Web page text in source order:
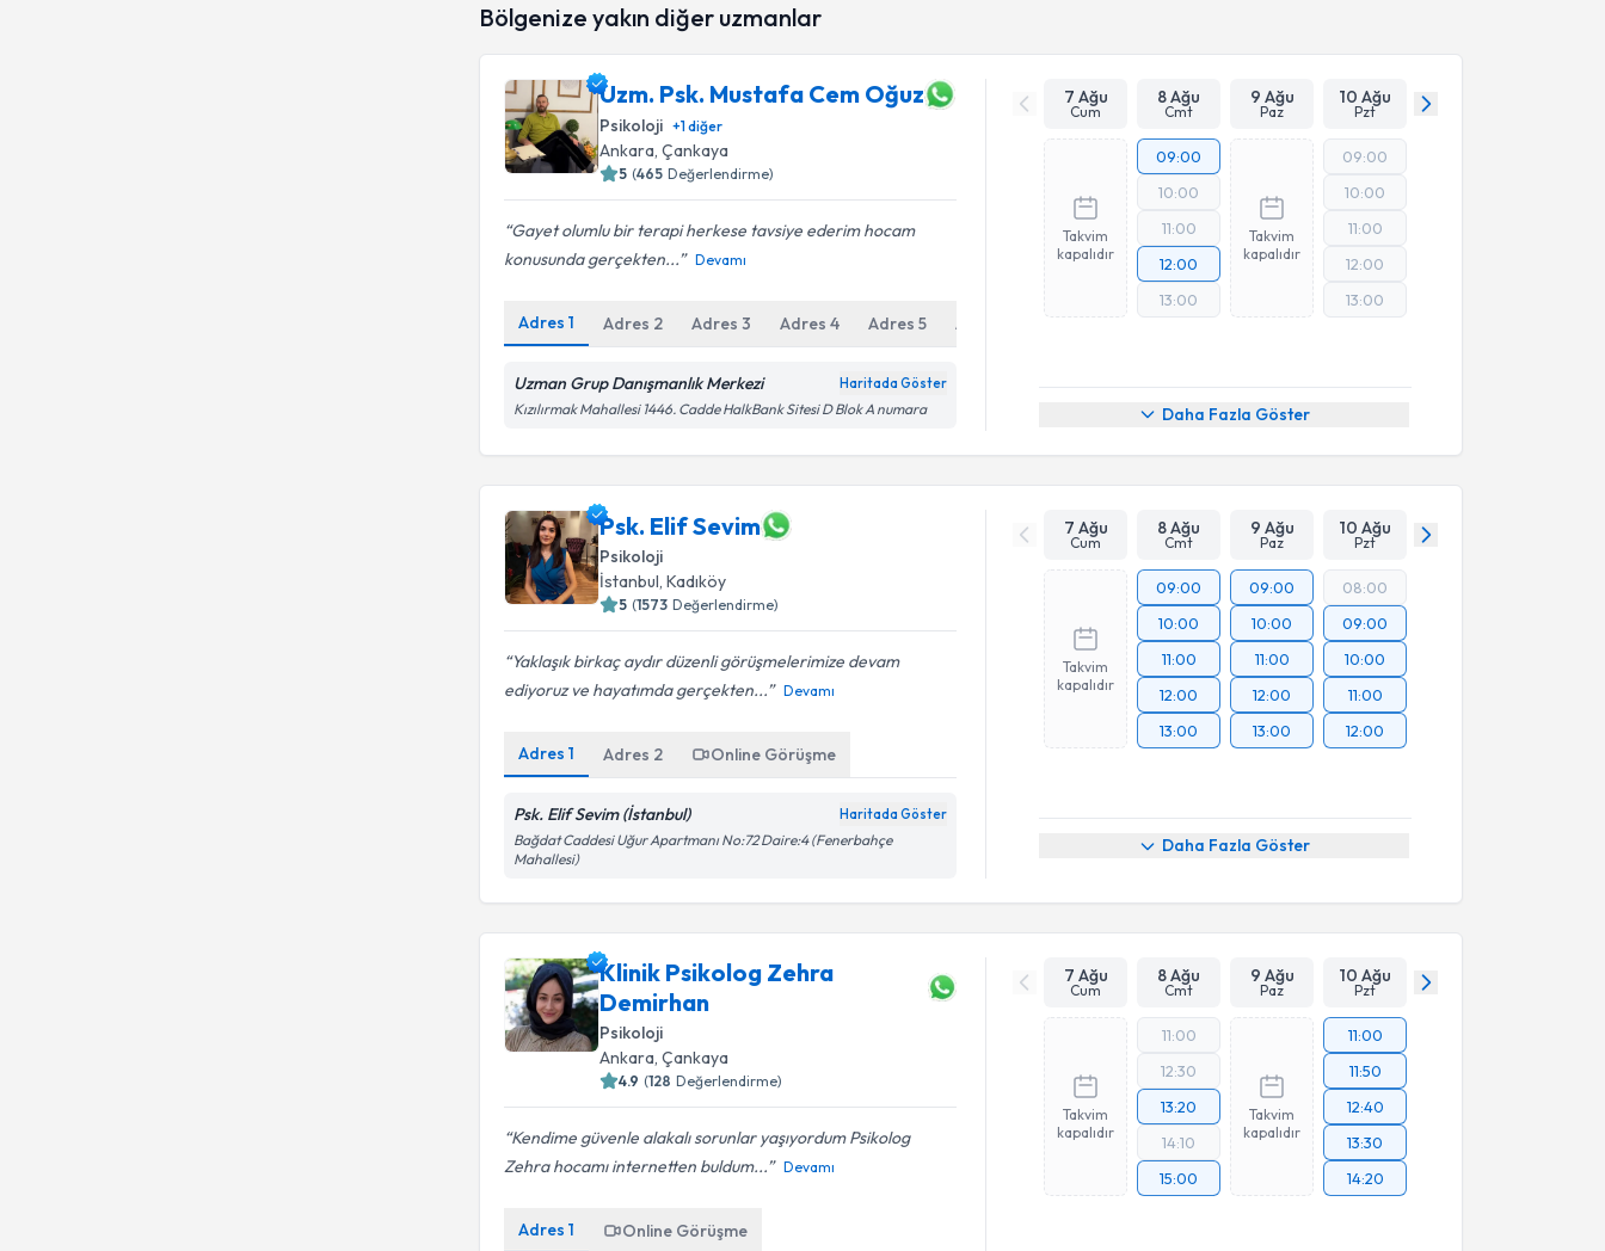
Bölgenize yakın diğer uzmanlar
Uzm. Psk. Mustafa Cem Oğuz
Psikoloji +1diğer
Ankara , Çankaya
5 (465 Değerlendirme)
Gayet olumlu bir terapi herkese tavsiye ederim hocam
konusunda gerçekten...
Devamı
Adres1 Adres 2 Adres3 Adres4 Adres5 Adres Online Görüşme
Uzman Grup Danışmanlık Merkezi Haritada Göster
Kızılırmak Mahallesi 1446. Cadde HalkBank Sitesi D Blok A numara
7 Ağu
Cum
8 Ağu
Cmt
9 Ağu
Paz
10 Ağu
Pzt
Takvim
kapalıdır
09:00
10:00
11:00
12:00
13:00
Takvim
kapalıdır
09:00
10:00
11:00
12:00
13:00
Daha Fazla Göster
Psk. Elif Sevim
Psikoloji
İstanbul, Kadıköy
5 (1573 Değerlendirme)
Yaklaşık birkaç aydır düzenli görüşmelerimize devam
ediyoruz ve hayatımda gerçekten...
Devamı
Adres1 Adres 2 Online Görüşme
Psk. Elif Sevim (İstanbul) Haritada Göster
Bağdat Caddesi Uğur Apartmanı No:72 Daire:4 (Fenerbahçe
Mahallesi)
7 Ağu
Cum
8 Ağu
Cmt
9 Ağu
Paz
10 Ağu
Pzt
Takvim
kapalıdır
09:00
10:00
11:00
12:00
13:00
09:00
10:00
11:00
12:00
13:00
08:00
09:00
10:00
11:00
12:00
Daha Fazla Göster
Klinik Psikolog Zehra
Demirhan
Psikoloji
Ankara, Çankaya
4.9 (128 Değerlendirme)
Kendime güvenle alakalı sorunlar yaşıyordum Psikolog
Zehra hocamı internetten buldum...
Devamı
Adres1 Online Görüşme
7 Ağu
Cum
8 Ağu
Cmt
9 Ağu
Paz
10 Ağu
Pzt
Takvim
kapalıdır
11:00
12:30
13:20
14:10
15:00
Takvim
kapalıdır
11:00
11:50
12:40
13:30
14:20